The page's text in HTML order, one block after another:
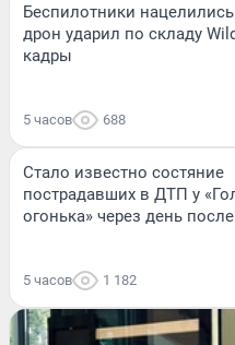
Беспилотники
дрон ударил по складу
кадры
5 часов 688
Стало известно состяние
пострадавших в ДТП у
огонька» через день
5 часов 1 182